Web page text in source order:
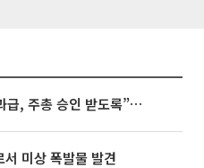
김정관 장관 “반도체 성과급, 주총 승인 받도록”…상법·자본시장법 개정 시사
미상 폭발물 발견